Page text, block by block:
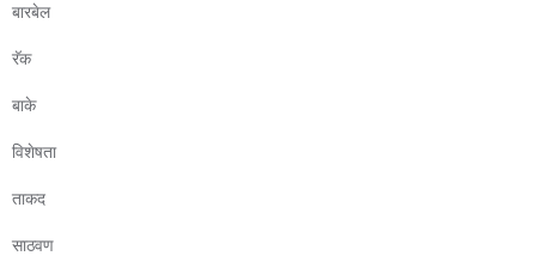
बारबेल
रॅक
बाके
विशेषता
ताकद
साठवण